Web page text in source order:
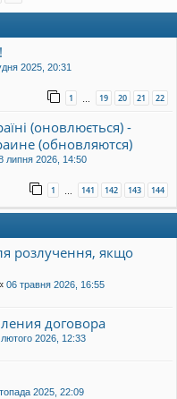
2025, 20:31
1 … 19 20 21 22
(оновлюється) -
(обновляются)
липня 2026, 14:50
1 … 141 142 143 144
розлучення, якщо
06 травня 2026, 16:55
договора
2026, 12:33
2025, 22:09